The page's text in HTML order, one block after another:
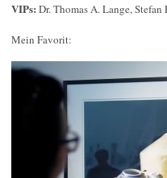
VIPs: Dr. Thomas A. Lange,
Mein Favorit: